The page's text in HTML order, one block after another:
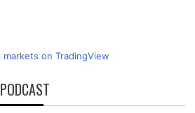
markets on TradingView